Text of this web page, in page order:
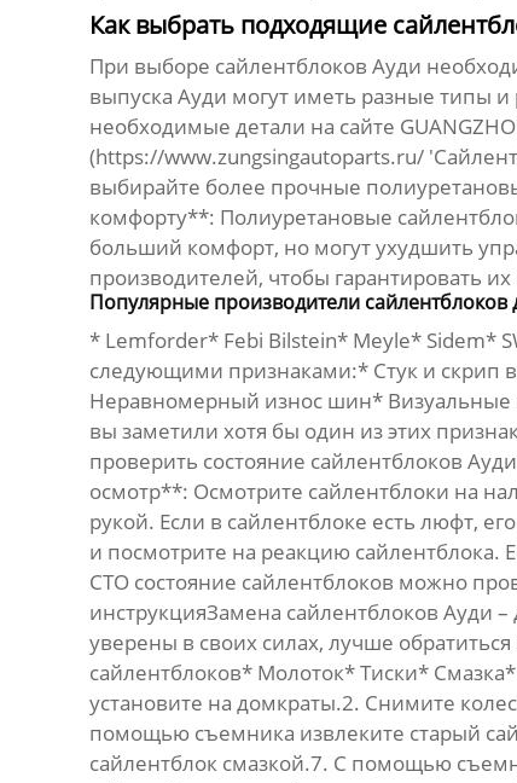
Как выбрать подходящие
При выборе сайлентблоков Ауди
выпуска Ауди могут иметь разные типы
необходимые детали на сайте
(https://www.zungsingautoparts.ru/
выбирайте более прочные
комфорту**: Полиуретановые
больший комфорт, но могут ухудшить
производителей, чтобы гарантировать
Популярные производители сайлентблоков
* Lemforder* Febi Bilstein* Meyle* Sidem*
следующими признаками:* Стук и скрип
Неравномерный износ шин* Визуальные
вы заметили хотя бы один из этих
проверить состояние сайлентблоков
осмотр**: Осмотрите сайлентблоки на
рукой. Если в сайлентблоке есть люфт,
и посмотрите на реакцию сайлентблока.
СТО состояние сайлентблоков можно
инструкцияЗамена сайлентблоков Ауди –
уверены в своих силах, лучше
сайлентблоков* Молоток* Тиски*
установите на домкраты.2. Снимите
помощью съемника извлеките старый
сайлентблок смазкой.7. С помощью